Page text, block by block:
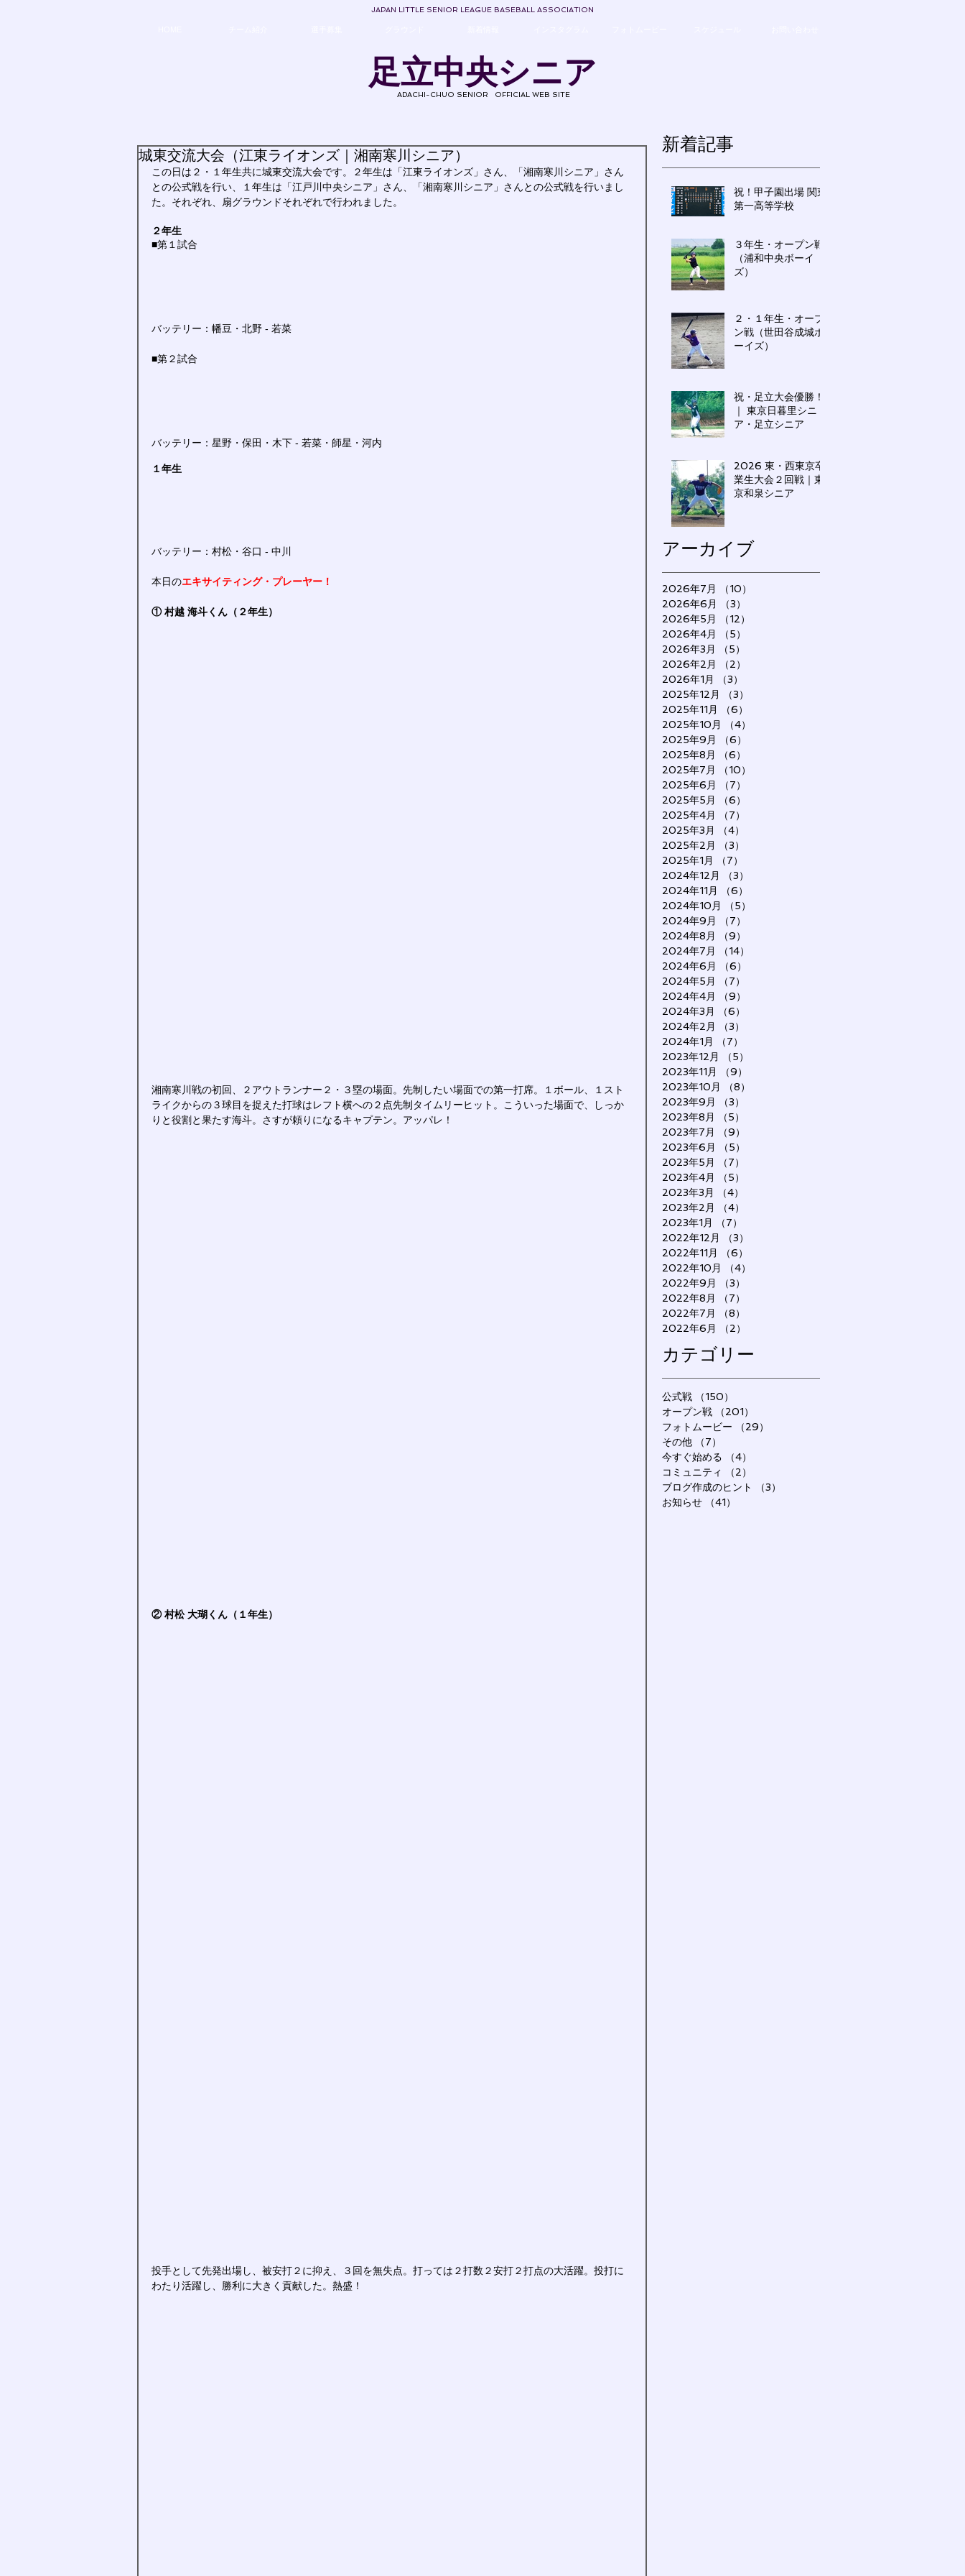
JAPAN LITTLE SENIOR LEAGUE BASEBALL ASSOCIATION
足立中央シニア
ADACHI-CHUO SENIOR
OFFICIAL WEB SITE
城東交流大会（江東ライオンズ｜湘南寒川シニア）
この日は２・１年生共に城東交流大会です。２年生は「江東ライオンズ」さん、「湘南寒川シニア」さん
との公式戦を行い、１年生は「江戸川中央シニア」さん、「湘南寒川シニア」さんとの公式戦を行いまし
た。それぞれ、扇グラウンドそれぞれで行われました。
２年生
■第１試合
バッテリー：幡豆・北野 - 若菜
■第２試合
バッテリー：星野・保田・木下 - 若菜・師星・河内
１年生
バッテリー：村松・谷口 - 中川
本日のエキサイティング・プレーヤー！
① 村越 海斗くん（２年生）
湘南寒川戦の初回、２アウトランナー２・３塁の場面。先制したい場面での第一打席。１ボール、１スト
ライクからの３球目を捉えた打球はレフト横への２点先制タイムリーヒット。こういった場面で、しっか
りと役割と果たす海斗。さすが頼りになるキャプテン。アッパレ！
② 村松 大瑚くん（１年生）
投手として先発出場し、被安打２に抑え、３回を無失点。打っては２打数２安打２打点の大活躍。投打に
わたり活躍し、勝利に大きく貢献した。熱盛！
新着記事
祝！甲子園出場 関東
第一高等学校
３年生・オープン戦
（浦和中央ボーイ
ズ）
２・１年生・オープ
ン戦（世田谷成城ボ
ーイズ）
祝・足立大会優勝！
｜ 東京日暮里シニ
ア・足立シニア
2026 東・西東京卒
業生大会２回戦｜東
京和泉シニア
アーカイブ
2026年7月 （10）
2026年6月
（3）
2026年5月
（12）
2026年4月
（5）
2026年3月
（5）
2026年2月
（2）
2026年1月
（3）
2025年12月
（3）
2025年11月
（6）
2025年10月
（4）
2025年9月
（6）
2025年8月
（6）
2025年7月
（10）
2025年6月
（7）
2025年5月
（6）
2025年4月
（7）
2025年3月
（4）
2025年2月
（3）
2025年1月
（7）
2024年12月
（3）
2024年11月
（6）
2024年10月
（5）
2024年9月
（7）
2024年8月
（9）
2024年7月
（14）
2024年6月
（6）
2024年5月
（7）
2024年4月
（9）
2024年3月
（6）
2024年2月
（3）
2024年1月
（7）
2023年12月
（5）
2023年11月
（9）
2023年10月
（8）
2023年9月
（3）
2023年8月
（5）
2023年7月
（9）
2023年6月
（5）
2023年5月
（7）
2023年4月
（5）
2023年3月
（4）
2023年2月
（4）
2023年1月
（7）
2022年12月
（3）
2022年11月
（6）
2022年10月
（4）
2022年9月
（3）
2022年8月
（7）
2022年7月
（8）
2022年6月
（2）
カテゴリー
公式戦 （150）
オープン戦
（201）
フォトムービー
（29）
その他
（7）
今すぐ始める
（4）
コミュニティ
（2）
ブログ作成のヒント
（3）
お知らせ
（41）